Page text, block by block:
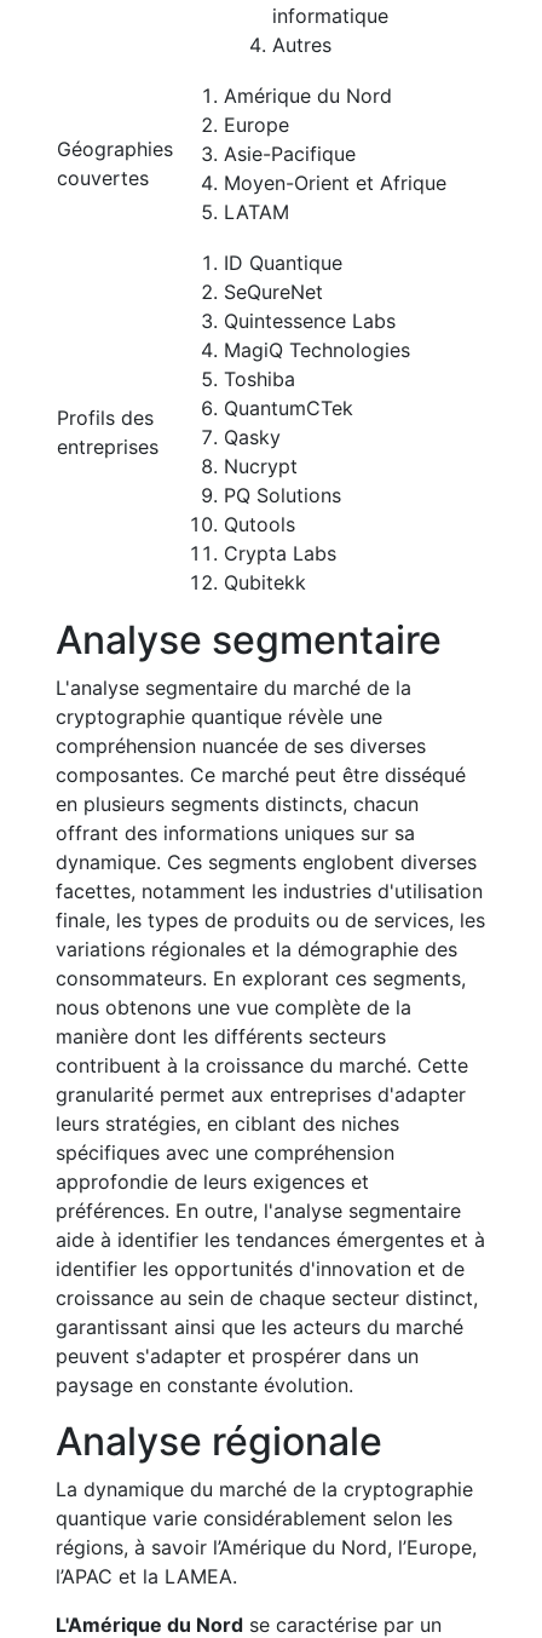
informatique
Autres
Géographies
couvertes
Amérique du Nord
Europe
Asie-Pacifique
Moyen-Orient et Afrique
LATAM
Profils des
entreprises
ID Quantique
SeQureNet
Quintessence Labs
MagiQ Technologies
Toshiba
QuantumCTek
Qasky
Nucrypt
PQ Solutions
Qutools
Crypta Labs
Qubitekk
Analyse segmentaire
L'analyse segmentaire du marché de la
cryptographie quantique révèle une
compréhension nuancée de ses diverses
composantes. Ce marché peut être disséqué
en plusieurs segments distincts, chacun
offrant des informations uniques sur sa
dynamique. Ces segments englobent diverses
facettes, notamment les industries d'utilisation
finale, les types de produits ou de services, les
variations régionales et la démographie des
consommateurs. En explorant ces segments,
nous obtenons une vue complète de la
manière dont les différents secteurs
contribuent à la croissance du marché. Cette
granularité permet aux entreprises d'adapter
leurs stratégies, en ciblant des niches
spécifiques avec une compréhension
approfondie de leurs exigences et
préférences. En outre, l'analyse segmentaire
aide à identifier les tendances émergentes et à
identifier les opportunités d'innovation et de
croissance au sein de chaque secteur distinct,
garantissant ainsi que les acteurs du marché
peuvent s'adapter et prospérer dans un
paysage en constante évolution.
Analyse régionale
La dynamique du marché de la cryptographie
quantique varie considérablement selon les
régions, à savoir l’Amérique du Nord, l’Europe,
l’APAC et la LAMEA.
L'Amérique du Nord se caractérise par un